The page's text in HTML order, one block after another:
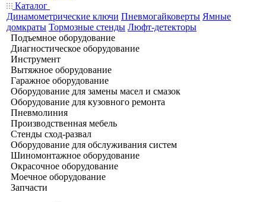
Каталог
Динамометрические ключи Пневмогайковерты Ямные
домкраты Тормозные стенды Люфт-детекторы
Подъемное оборудование
Диагностическое оборудование
Инструмент
Вытяжное оборудование
Гаражное оборудование
Оборудование для замены масел и смазок
Оборудование для кузовного ремонта
Пневмолиния
Производственная мебель
Стенды сход-развал
Оборудование для обслуживания систем
Шиномонтажное оборудование
Окрасочное оборудование
Моечное оборудование
Запчасти